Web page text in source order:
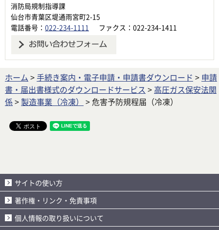
消防局規制指導課
仙台市青葉区堤通雨宮町2-15
電話番号： 022-234-1111 ファクス：022-234-1411
ホーム >手続き案内・電子申請・申請書ダウンロード > 申請
書・届出書様式のダウンロードサービス > 高圧ガス保安法関
係> 製造事業（冷凍） > 危害予防規程届（冷凍）
サイトの使い方
著作権・リンク・免責事項
個人情報の取り扱いについて